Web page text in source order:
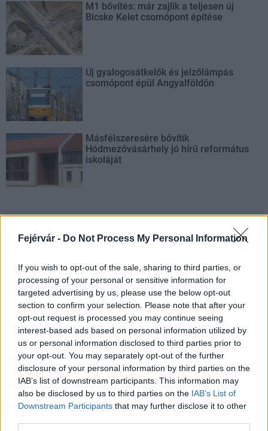
Fejérvár - Do Not Process My Personal Information
If you wish to opt-out of the sale, sharing to third parties, or
processing of your personal or sensitive information for
targeted advertising by us, please use the below opt-out
section to confirm your selection. Please note that after your
opt-out request is processed you may continue seeing
interest-based ads based on personal information utilized by
us or personal information disclosed to third parties prior to
your opt-out. You may separately opt-out of the further
disclosure of your personal information by third parties on the
IAB’s list of downstream participants. This information may
also be disclosed by us to third parties on the IAB’s List of
Downstream Participants that may further disclose it to other
M1 bővítés: már zajlik a teljesen új
Bicske Kelet csomópont építése
Új gyalogosátkelők és jelzőlámpás
csomópont épül Angyalföldön
Másfélszeresére bővítik
Hódmezővásárhely jó hírű református
iskoláját
AJÁNLJUK MÉG
Aktuális
Paks II.: Mit jelent az 5. blokk új mérföldköve a
felülvizsgálat árnyékában?